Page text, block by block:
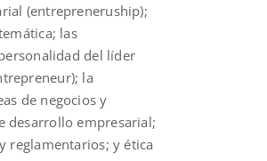
(entrepreneruship);
las
del líder
la
de negocios y
desarrollo empresarial;
reglamentarios; y ética